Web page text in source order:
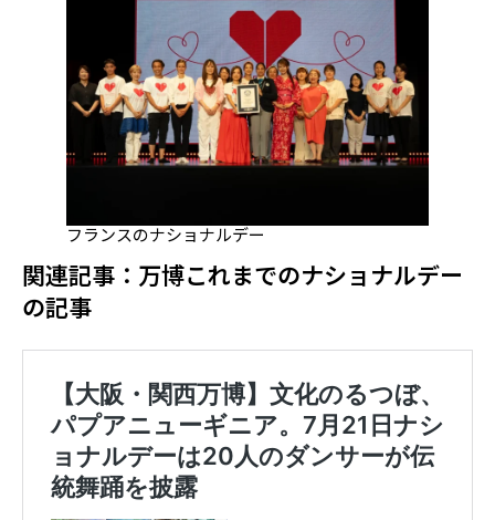
フランスのナショナルデー
関連記事：万博これまでのナショナルデー
の記事